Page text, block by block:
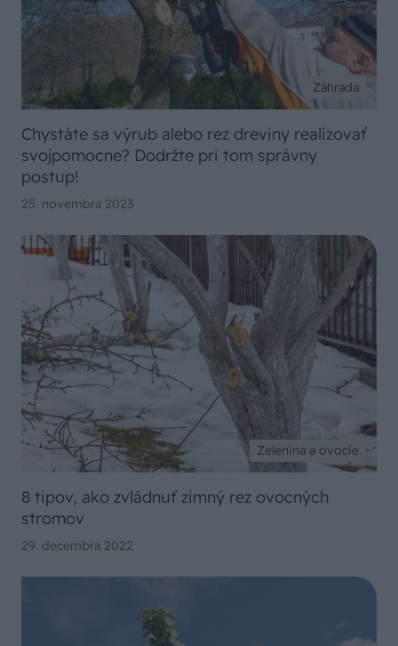
Záhrada
Chystáte sa výrub alebo rez dreviny realizovať
svojpomocne? Dodržte pri tom správny
postup!
25. novembra 2023
Zelenina a ovocie
8 tipov, ako zvládnuť zimný rez ovocných
stromov
29. decembra 2022